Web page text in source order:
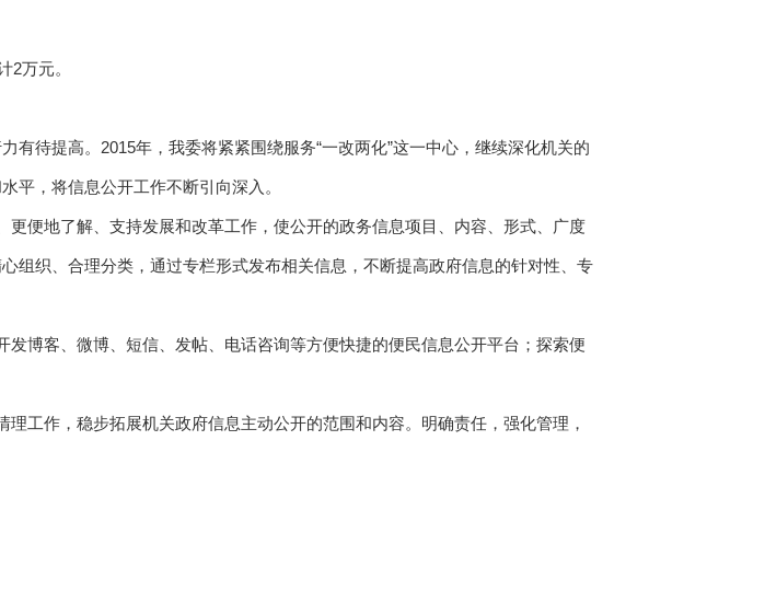
2万元。
待提高。2015年，我委将紧紧围绕服务“一改两化”这一中心，继续深化机关的
平，将信息公开工作不断引向深入。
便地了解、支持发展和改革工作，使公开的政务信息项目、内容、形式、广度
组织、合理分类，通过专栏形式发布相关信息，不断提高政府信息的针对性、专
博客、微博、短信、发帖、电话咨询等方便快捷的便民信息公开平台；探索便
工作，稳步拓展机关政府信息主动公开的范围和内容。明确责任，强化管理，